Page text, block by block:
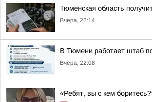
Тюменская область
Вчера, 22:14
В Тюмени работает штаб
Вчера, 22:08
«Ребят, вы с кем